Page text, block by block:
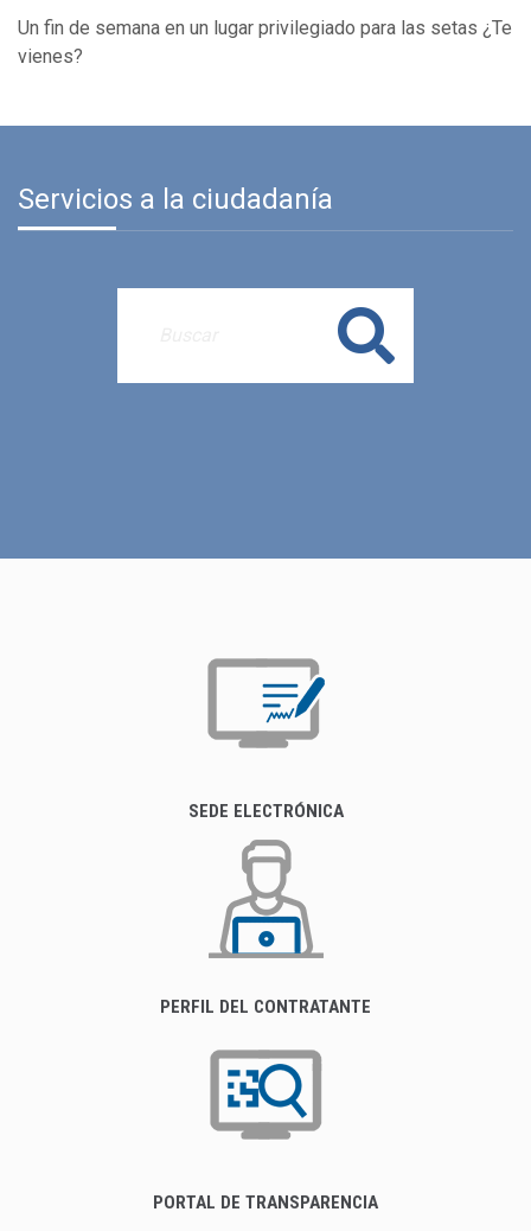
Un fin de semana en un lugar privilegiado para las setas ¿Te
vienes?
Servicios a la ciudadanía
Buscar
SEDE ELECTRÓNICA
PERFIL DEL CONTRATANTE
PORTAL DE TRANSPARENCIA